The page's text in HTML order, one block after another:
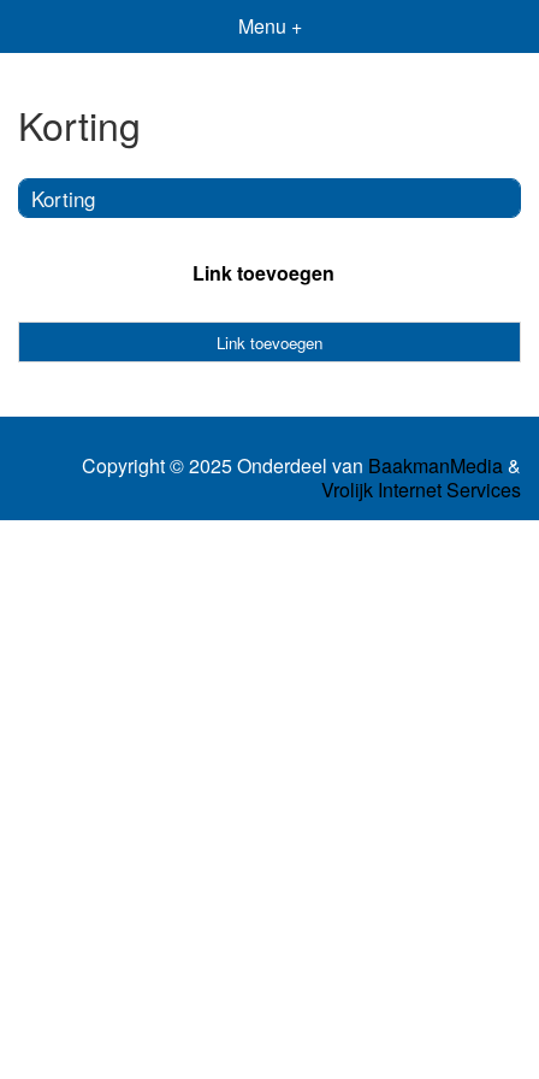
Menu +
Korting
Korting
Link toevoegen
Link toevoegen
Copyright © 2025 Onderdeel van BaakmanMedia&
Vrolijk Internet Services